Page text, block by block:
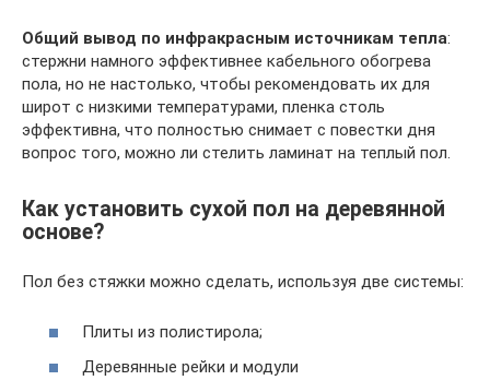
Общий вывод по инфракрасным источникам тепла:
стержни намного эффективнее кабельного обогрева
пола, но не настолько, чтобы рекомендовать их для
широт с низкими температурами, пленка столь
эффективна, что полностью снимает с повестки дня
вопрос того, можно ли стелить ламинат на теплый пол.
Как установить сухой пол на деревянной
основе?
Пол без стяжки можно сделать, используя две системы:
Плиты из полистирола;
Деревянные рейки и модули